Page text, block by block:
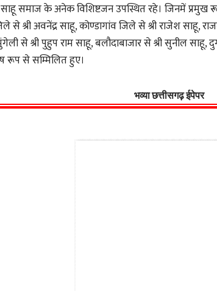
समाज के अनेक विशिष्टजन उपस्थित रहे। जिनमें प्रमुख
से श्री अवनेंद्र साहू, कोण्डागांव जिले से श्री राजेश साहू,
से श्री पुहुप राम साहू, बलौदाबाजार से श्री सुनील साहू,
रूप से सम्मिलित हुए।
भव्या छत्तीसगढ़ ईपेपर